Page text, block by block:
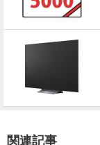
関連記事